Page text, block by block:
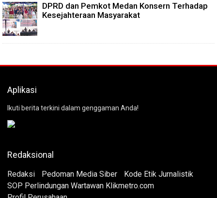
DPRD dan Pemkot Medan Konsern Terhadap
Kesejahteraan Masyarakat
Aplikasi
Ikuti berita terkini dalam genggaman Anda!
Redaksional
Redaksi Pedoman Media Siber
Kode Etik Jurnalistik
SOP Perlindungan Wartawan Klikmetro.com